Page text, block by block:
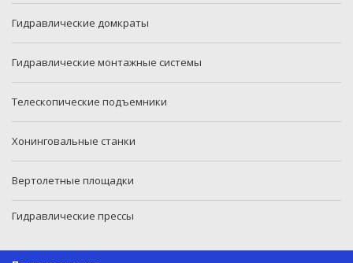
Гидравлические домкраты
Гидравлические монтажные системы
Телескопические подъемники
Хонинговальные станки
Вертолетные площадки
Гидравлические прессы